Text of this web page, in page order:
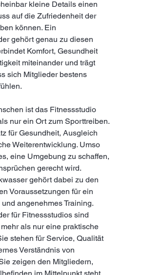
kleine Details einen
auf die Zufriedenheit der
können. Ein
gehört genau zu diesen
Komfort, Gesundheit
miteinander und trägt
sich Mitglieder bestens
ist das Fitnessstudio
nur ein Ort zum Sporttreiben.
für Gesundheit, Ausgleich
Weiterentwicklung. Umso
eine Umgebung zu schaffen,
gerecht wird.
gehört dabei zu den
Voraussetzungen für ein
angenehmes Training.
für Fitnessstudios sind
als nur eine praktische
stehen für Service, Qualität
Verständnis von
zeigen den Mitgliedern,
im Mittelpunkt steht